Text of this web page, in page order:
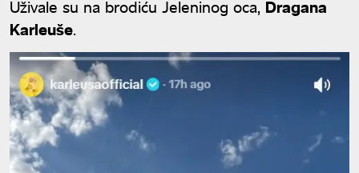
Uživale su na brodiću Jeleninog oca, Dragana
Karleuše.